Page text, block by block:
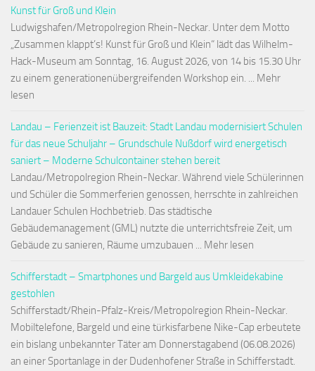
Kunst für Groß und Klein
Ludwigshafen/Metropolregion Rhein-Neckar. Unter dem Motto
„Zusammen klappt’s! Kunst für Groß und Klein“ lädt das Wilhelm-
Hack-Museum am Sonntag, 16. August 2026, von 14 bis 15.30 Uhr
zu einem generationenübergreifenden Workshop ein. ... Mehr
lesen
Landau – Ferienzeit ist Bauzeit: Stadt Landau modernisiert Schulen
für das neue Schuljahr – Grundschule Nußdorf wird energetisch
saniert – Moderne Schulcontainer stehen bereit
Landau/Metropolregion Rhein-Neckar. Während viele Schülerinnen
und Schüler die Sommerferien genossen, herrschte in zahlreichen
Landauer Schulen Hochbetrieb. Das städtische
Gebäudemanagement (GML) nutzte die unterrichtsfreie Zeit, um
Gebäude zu sanieren, Räume umzubauen ... Mehr lesen
Schifferstadt – Smartphones und Bargeld aus Umkleidekabine
gestohlen
Schifferstadt/Rhein-Pfalz-Kreis/Metropolregion Rhein-Neckar.
Mobiltelefone, Bargeld und eine türkisfarbene Nike-Cap erbeutete
ein bislang unbekannter Täter am Donnerstagabend (06.08.2026)
an einer Sportanlage in der Dudenhofener Straße in Schifferstadt.